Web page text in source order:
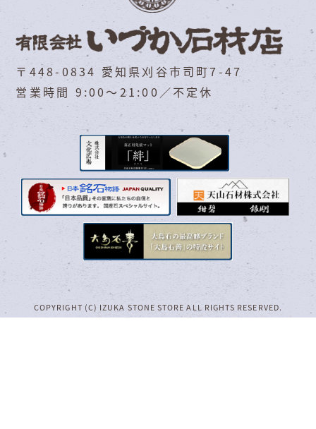
〒448-0834 愛知県刈谷市司町7-47
営業時間 9:00～21:00／不定休
COPYRIGHT (C) IZUKA STONE STORE ALL RIGHTS RESERVED.